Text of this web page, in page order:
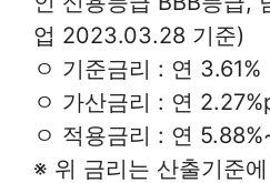
업 2023.03.28 기준)
ㅇ 기준금리 : 연 3.61%
ㅇ 가산금리 : 연
ㅇ 적용금리 : 연
※ 위 금리는 산출기준